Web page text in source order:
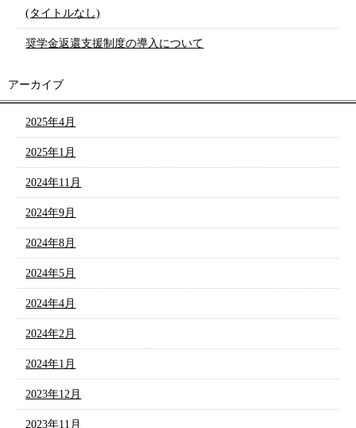
(タイトルなし)
奨学金返還支援制度の導入について
アーカイブ
2025年4月
2025年1月
2024年11月
2024年9月
2024年8月
2024年5月
2024年4月
2024年2月
2024年1月
2023年12月
2023年11月